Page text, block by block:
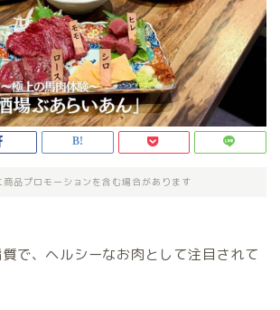
商品プロモーションを含む場合があります
で、ヘルシーなお肉として注目されて